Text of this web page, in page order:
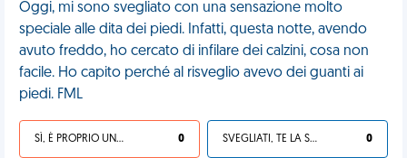
Oggi, mi sono svegliato con una sensazione molto
speciale alle dita dei piedi. Infatti, questa notte, avendo
avuto freddo, ho cercato di infilare dei calzini, cosa non
facile. Ho capito perché al risveglio avevo dei guanti ai
piedi. FML
SÌ, È PROPRIO UNA VDM! 0 SVEGLIATI, TE LA SEI CERCATA! 0